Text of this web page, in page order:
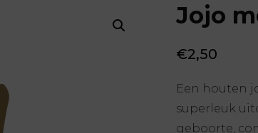
Jojo
€2,50
Een houten
superleuk
geboorte,